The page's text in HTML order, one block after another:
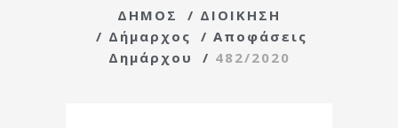
ΔΗΜΟΣ / ΔΙΟΙΚΗΣΗ
/ Δήμαρχος / Αποφάσεις
Δημάρχου
/ 482/2020